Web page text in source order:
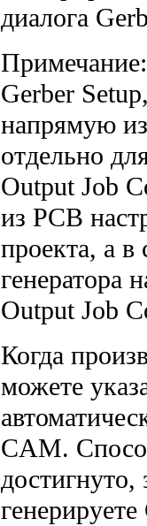
диалога
Gerber
напрямую
отдельно
Output Job
из PCB
проекта, а в
генератора
Output Job
Когда
можете
CAM.
достигнуто,